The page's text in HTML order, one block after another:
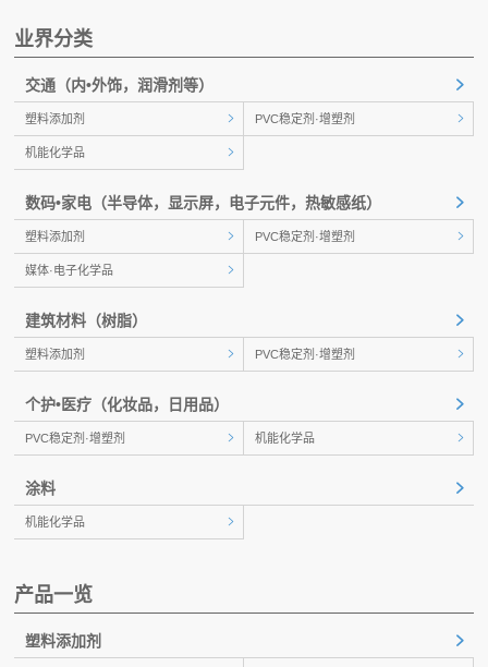
业界分类
交通 （内•外饰，润滑剂等）
塑料添加剂 PVC稳定剂·增塑剂
机能化学品
数码•家电 （半导体，显示屏，电子元件，热敏感纸）
塑料添加剂 PVC稳定剂·增塑剂
媒体·电子化学品
建筑材料 （树脂）
塑料添加剂 PVC稳定剂·增塑剂
个护•医疗 （化妆品，日用品）
PVC稳定剂·增塑剂 机能化学品
涂料
机能化学品
产品一览
塑料添加剂